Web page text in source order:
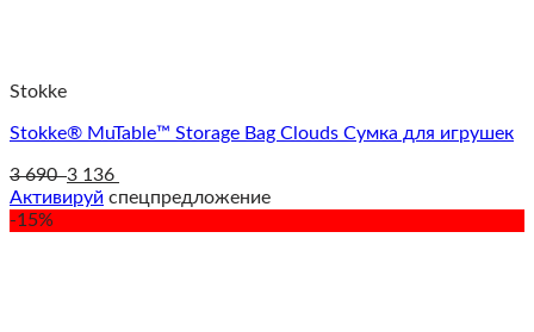
Stokke
Stokke® MuTable™ Storage Bag Clouds Сумка для игрушек
3 690 3 136
Активируй спецпредложение
-15%